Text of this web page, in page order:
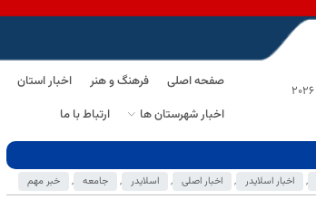
صفحه اصلی فرهنگ و هنر اخبار استان
اخبار شهرستان ها
ارتباط با ما
, اخبار اسلایدر , اخبار اصلی , اسلایدر , جامعه , خبر مهم